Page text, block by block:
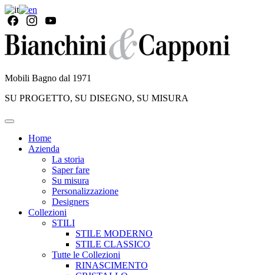
Mobili Bagno dal 1971
SU PROGETTO, SU DISEGNO, SU MISURA
Home
Azienda
La storia
Saper fare
Su misura
Personalizzazione
Designers
Collezioni
STILI
STILE MODERNO
STILE CLASSICO
Tutte le Collezioni
RINASCIMENTO